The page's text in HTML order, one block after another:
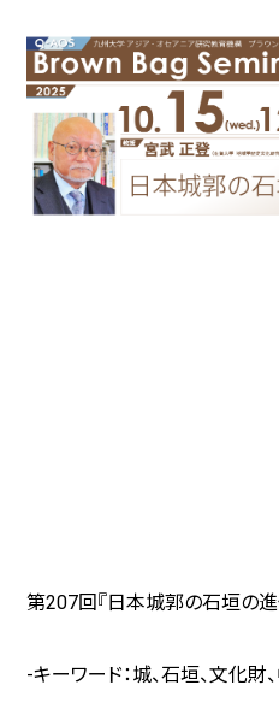
第207回『日本城郭の石垣の進
-キーワード：城、石垣、文化財